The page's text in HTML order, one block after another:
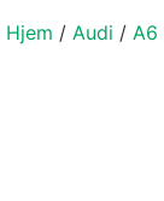
Hjem / Audi / A6